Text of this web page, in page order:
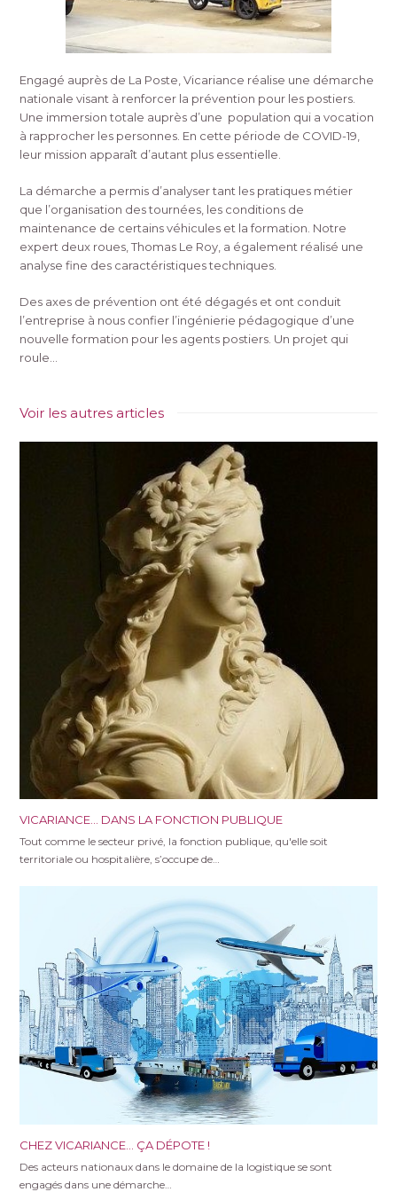
Engagé auprès de La Poste, Vicariance réalise une démarche
nationale visant à renforcer la prévention pour les postiers.
Une immersion totale auprès d’une population qui a vocation
à rapprocher les personnes. En cette période de COVID-19,
leur mission apparaît d’autant plus essentielle.
La démarche a permis d’analyser tant les pratiques métier
que l’organisation des tournées, les conditions de
maintenance de certains véhicules et la formation. Notre
expert deux roues, Thomas Le Roy, a également réalisé une
analyse fine des caractéristiques techniques.
Des axes de prévention ont été dégagés et ont conduit
l’entreprise à nous confier l’ingénierie pédagogique d’une
nouvelle formation pour les agents postiers. Un projet qui
roule…
Voir les autres articles
VICARIANCE… DANS LA FONCTION PUBLIQUE
Tout comme le secteur privé, la fonction publique, qu'elle soit
territoriale ou hospitalière, s’occupe de…
CHEZ VICARIANCE… ÇA DÉPOTE !
Des acteurs nationaux dans le domaine de la logistique se sont
engagés dans une démarche…